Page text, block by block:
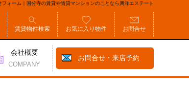
フォーム｜国分寺の賃貸や賃貸マンションのことなら興洋エステート
賃貸物件検索 お気に入り物件 お問合せ
会社概要
COMPANY
お問合せ・来店予約